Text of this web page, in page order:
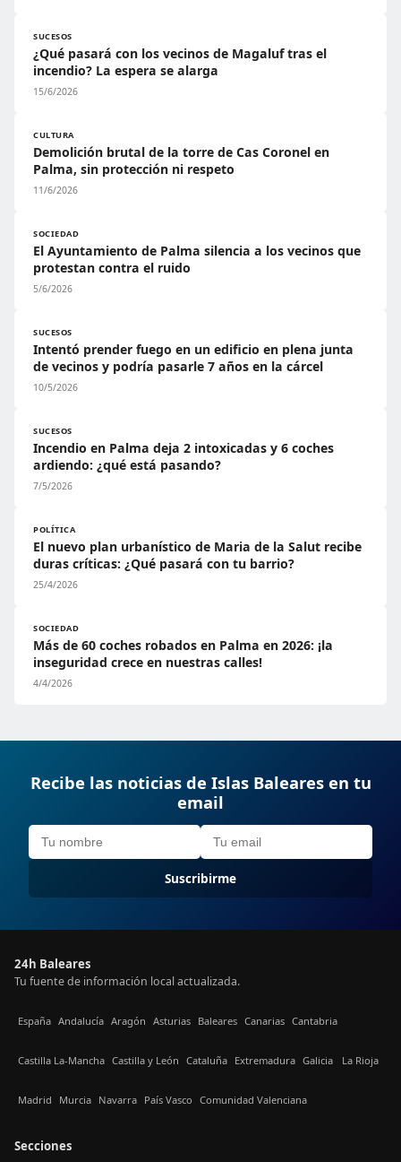
SUCESOS
¿Qué pasará con los vecinos de Magaluf tras el
incendio? La espera se alarga
15/6/2026
CULTURA
Demolición brutal de la torre de Cas Coronel en
Palma, sin protección ni respeto
11/6/2026
SOCIEDAD
El Ayuntamiento de Palma silencia a los vecinos que
protestan contra el ruido
5/6/2026
SUCESOS
Intentó prender fuego en un edificio en plena junta
de vecinos y podría pasarle 7 años en la cárcel
10/5/2026
SUCESOS
Incendio en Palma deja 2 intoxicadas y 6 coches
ardiendo: ¿qué está pasando?
7/5/2026
POLÍTICA
El nuevo plan urbanístico de Maria de la Salut recibe
duras críticas: ¿Qué pasará con tu barrio?
25/4/2026
SOCIEDAD
Más de 60 coches robados en Palma en 2026: ¡la
inseguridad crece en nuestras calles!
4/4/2026
Recibe las noticias de Islas Baleares en tu
email
Suscribirme
24h Baleares
Tu fuente de información local actualizada.
España Andalucía Aragón Asturias Baleares Canarias Cantabria
Castilla La-Mancha Castilla y León Cataluña Extremadura Galicia La Rioja
Madrid Murcia Navarra País Vasco Comunidad Valenciana
Secciones